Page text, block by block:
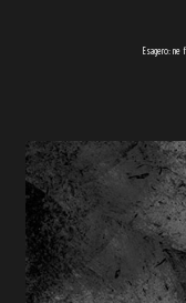
Esagero: ne